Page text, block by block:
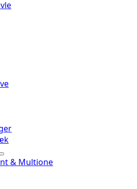
& Multione